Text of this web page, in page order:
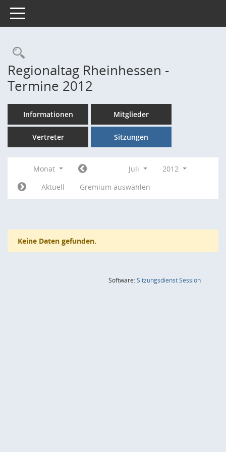
Toggle navigation
Rechercheauswahl
Regionaltag Rheinhessen -
Termine 2012
Informationen Mitglieder
Vertreter Sitzungen
Monat Juli
2012
Aktuell
Gremium auswählen
Keine Daten gefunden.
Software:SitzungsdienstSession(Wird in